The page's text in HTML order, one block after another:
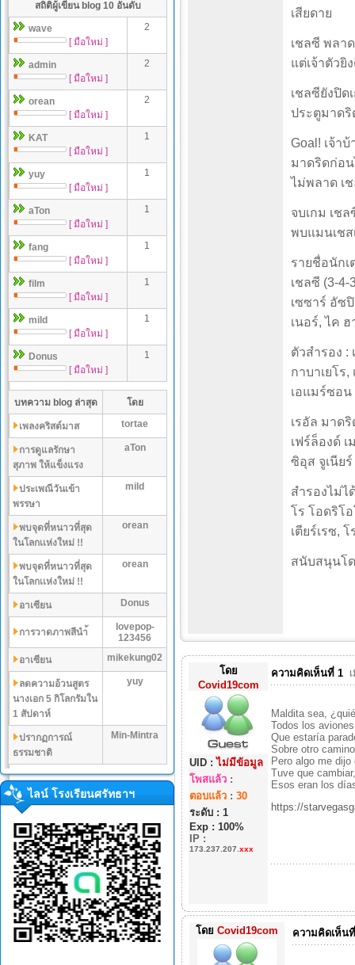
สถิติผู้เขียน blog 10 อันดับ
wave
[ มือใหม่ ]
2
admin
[ มือใหม่ ]
2
orean
[ มือใหม่ ]
2
KAT
[ มือใหม่ ]
1
yuy
[ มือใหม่ ]
1
aTon
[ มือใหม่ ]
1
fang
[ มือใหม่ ]
1
film
[ มือใหม่ ]
1
mild
[ มือใหม่ ]
1
Donus
[ มือใหม่ ]
1
บทความ blog ล่าสุด โดย
เพลงคริสต์มาส tortae
การดูแลรักษา
สุภาพ ให้แข็งแรง
aTon
ประเพณีวันเข้า
พรรษา
mild
พบจุดที่หนาวที่สุด
ในโลกเเห่งใหม่ !!
orean
พบจุดที่หนาวที่สุด
ในโลกเเห่งใหม่ !!
orean
อาเซียน Donus
การวาดภาพสีนำ้
lovepop-
123456
อาเซียน
mikekung02
ลดความอ้วนสูตร
นางเอก 5 กิโลกรัมใน
1 สัปดาห์
yuy
ปรากฏการณ์
ธรรมชาติ
Min-Mintra
ไลน์ โรงเรียนศรัทธาฯ
เสียดาย
เชลซี พลา
แต่เจ้าตัวยิ
เชลซียังปิด
ประตูมาดริ
Goal! เจ้า
มาดริดก่อน
ไม่พลาด เ
จบเกม เช
พบแมนเชส
รายชื่อนัก
เชลซี (3-4-
เซซาร์ อัซ
เนอร์, ไค
ตัวสำรอง :
กาบาเยโร
เอแมร์ซอ
เรอัล มาด
เฟร์ล็องด์
ซิอุส จูเนียร์
สำรองไม่ไ
โร โอดริโ
เตียร์เรซ,
สนับสนุนโ
โดย
Covid19com
UID :ไม่มีข้อมูล
โพสแล้ว :
ตอบแล้ว : 30
ระดับ : 1
Exp : 100%
IP :
173.237.207. xxx
ความคิดเห็นที่ 1
Maldita sea,
Todos los
Que estaría
Sobre otro
Pero algo me dijo
Tuve que
Esos eran los
https://
โดย Covid19com ความคิดเห็น